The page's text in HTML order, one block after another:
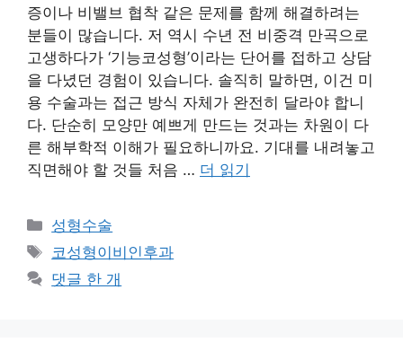
증이나 비밸브 협착 같은 문제를 함께 해결하려는
분들이 많습니다. 저 역시 수년 전 비중격 만곡으로
고생하다가 ‘기능코성형’이라는 단어를 접하고 상담
을 다녔던 경험이 있습니다. 솔직히 말하면, 이건 미
용 수술과는 접근 방식 자체가 완전히 달라야 합니
다. 단순히 모양만 예쁘게 만드는 것과는 차원이 다
른 해부학적 이해가 필요하니까요. 기대를 내려놓고
직면해야 할 것들 처음 … 더 읽기
카
테
리
성형수술
태
그
코성형이비인후과
댓글 한 개